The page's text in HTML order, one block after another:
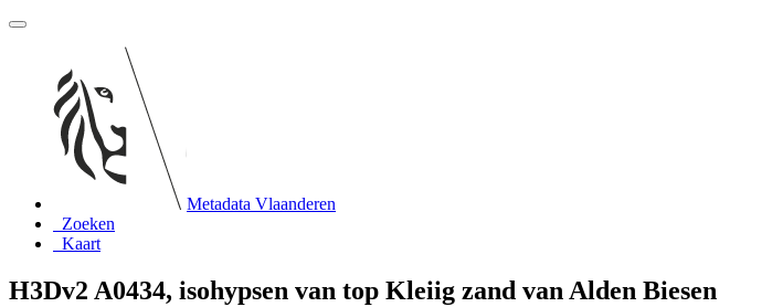
Metadata Vlaanderen
Zoeken
Kaart
H3Dv2 A0434, isohypsen van top Kleiig zand van Alden Biesen